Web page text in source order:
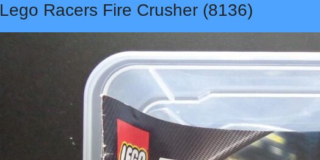
Lego Racers Fire Crusher (8136)